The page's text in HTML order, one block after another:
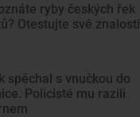
ryby českých řek
Otestujte své znalosti
spěchal s vnučkou do
Policisté mu razili